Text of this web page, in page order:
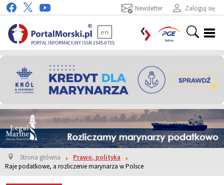
Zaloguj się
Newsletter
PORTAL INFORMACYJNY ISSN 2545-0735
en
Strona główna
Prawo, polityka
Raje podatkowe, a rozliczenie marynarza w Polsce